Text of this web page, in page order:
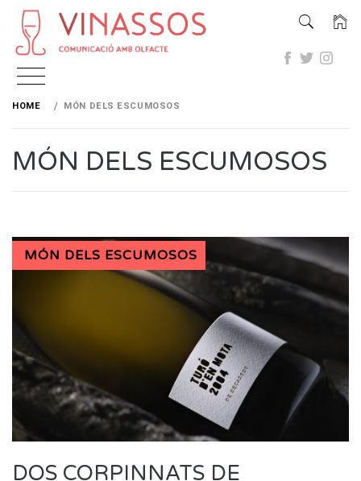
Skip
HOME MÓN DELS ESCUMOSOS
MÓN DELS ESCUMOSOS
MÓN DELS ESCUMOSOS
DOS CORPINNATS DE